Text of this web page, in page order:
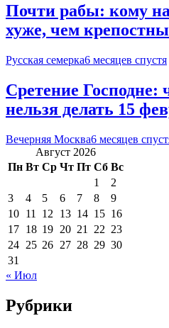
Почти рабы: кому
хуже, чем
Русская семерка6 месяцев спустя
Сретение Господне:
нельзя делать 15
Вечерняя Москва6 месяцев
Август 2026
Пн Вт Ср Чт Пт Сб Вс
1
2
3
4 5 6 7 8
9
10 11 12 13 14 15 16
17 18 19 20 21 22 23
24 25 26 27 28 29 30
31
« Июл
Рубрики